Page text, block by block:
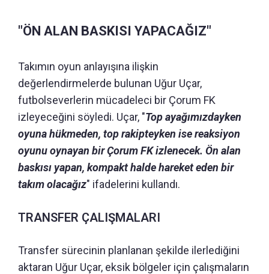
"ÖN ALAN BASKISI YAPACAĞIZ"
Takımın oyun anlayışına ilişkin
değerlendirmelerde bulunan Uğur Uçar,
futbolseverlerin mücadeleci bir Çorum FK
izleyeceğini söyledi. Uçar, "Top ayağımızdayken
oyuna hükmeden, top rakipteyken ise reaksiyon
oyunu oynayan bir Çorum FK izlenecek. Ön alan
baskısı yapan, kompakt halde hareket eden bir
takım olacağız" ifadelerini kullandı.
TRANSFER ÇALIŞMALARI
Transfer sürecinin planlanan şekilde ilerlediğini
aktaran Uğur Uçar, eksik bölgeler için çalışmaların